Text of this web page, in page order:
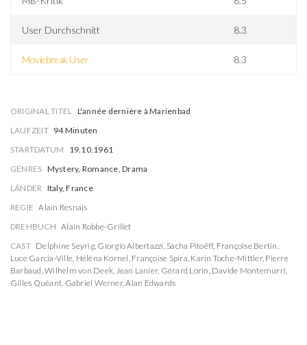
User Durchschnitt 8.3
Moviebreak User 8.3
ORIGINAL TITEL L'année dernière à Marienbad
LAUFZEIT 94 Minuten
STARTDATUM
19.10.1961
GENRES Mystery, Romance, Drama
LÄNDER Italy, France
REGIE Alain Resnais
DREHBUCH Alain Robbe-Grillet
CAST Delphine Seyrig, Giorgio Albertazzi, Sacha Pitoëff, Françoise Bertin,
Luce Garcia-Ville, Héléna Kornel, Françoise Spira, Karin Toche-Mittler, Pierre
Barbaud,Wilhelm von Deek, Jean Lanier, Gérard Lorin, Davide Montemurri,
Gilles Quéant, Gabriel Werner,Alan Edwards